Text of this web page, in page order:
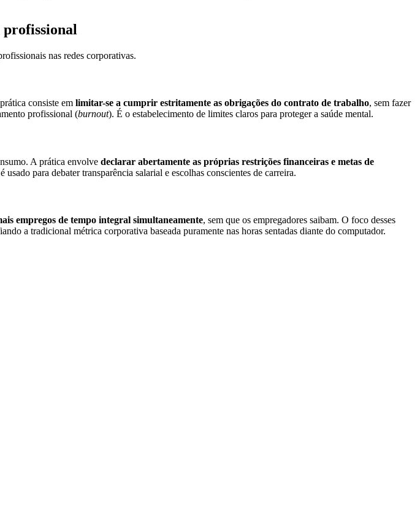
profissional
nas redes corporativas.
consiste em limitar-se a cumprir estritamente as obrigações do contrato de trabalho, sem fazer
profissional (burnout). É o estabelecimento de limites claros para proteger a saúde mental.
A prática envolve declarar abertamente as próprias restrições financeiras e metas de
para debater transparência salarial e escolhas conscientes de carreira.
empregos de tempo integral simultaneamente, sem que os empregadores saibam. O foco desses
a tradicional métrica corporativa baseada puramente nas horas sentadas diante do computador.